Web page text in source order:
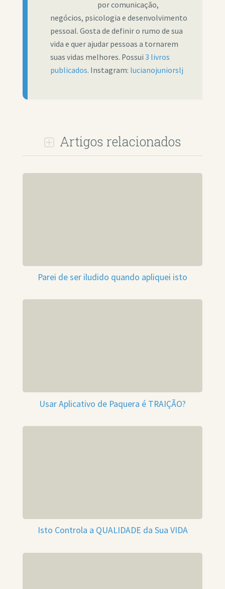
por comunicação,
negócios, psicologia e desenvolvimento
pessoal. Gosta de definir o rumo de sua
vida e quer ajudar pessoas a tornarem
suas vidas melhores. Possui 3 livros
publicados. Instagram: lucianojuniorslj
Artigos relacionados
Parei de ser iludido quando apliquei isto
Usar Aplicativo de Paquera é TRAIÇÃO?
Isto Controla a QUALIDADE da Sua VIDA